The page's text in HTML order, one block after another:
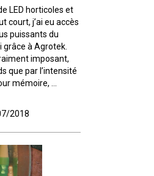
LED horticoles et
court, j’ai eu accès
puissants du
à Agrotek.
imposant,
que par l’intensité
mémoire, …
2018